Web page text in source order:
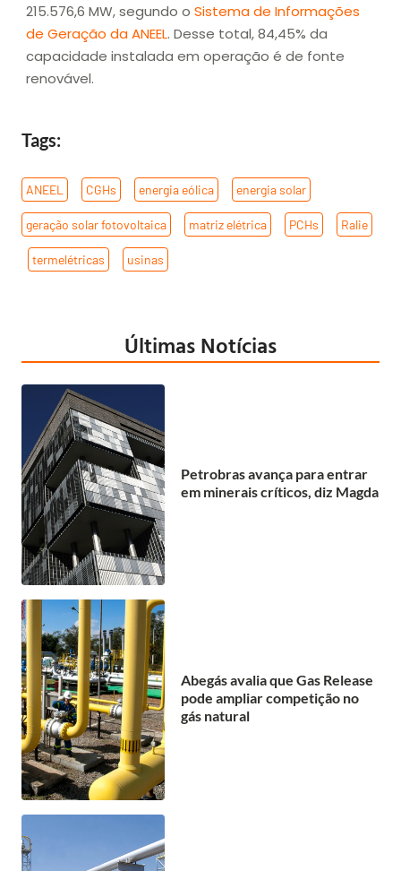
215.576,6 MW, segundo o Sistema de Informações
de Geração da ANEEL. Desse total, 84,45% da
capacidade instalada em operação é de fonte
renovável.
Tags:
ANEEL CGHs energia eólica energia solar
geração solar fotovoltaica matriz elétrica PCHs Ralie
termelétricas usinas
Últimas Notícias
Petrobras avança para entrar
em minerais críticos, diz Magda
Abegás avalia que Gas Release
pode ampliar competição no
gás natural